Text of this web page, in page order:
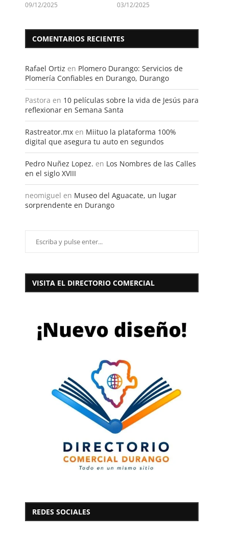
09/12/2025 03/12/2025
COMENTARIOS RECIENTES
Rafael Ortiz en Plomero Durango: Servicios de
Plomería Confiables en Durango, Durango
Pastora en 10 películas sobre la vida de Jesús para
reflexionar en Semana Santa
Rastreator.mx en Miituo la plataforma 100%
digital que asegura tu auto en segundos
Pedro Nuñez Lopez. en Los Nombres de las Calles
en el siglo XVIII
neomiguel en Museo del Aguacate, un lugar
sorprendente en Durango
VISITA EL DIRECTORIO COMERCIAL
REDES SOCIALES